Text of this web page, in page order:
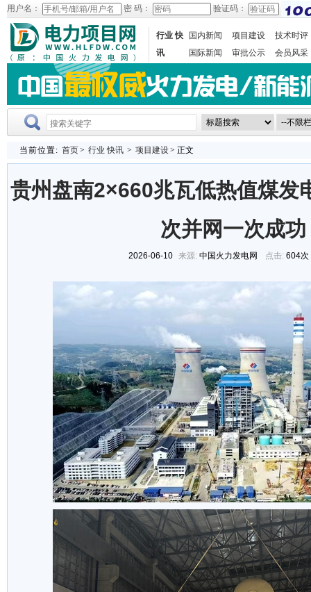
用户名： 密 码： 验证码：
行业 快
讯
国内新闻 项目建设
技术时评
国际新闻
审批公示 会员风采
当前位置: 首页> 行业 快讯 > 项目建设> 正文
贵州盘南2×660兆瓦低热值煤发
次并网一次成功
2026-06-10 来源: 中国火力发电网 点击: 604次